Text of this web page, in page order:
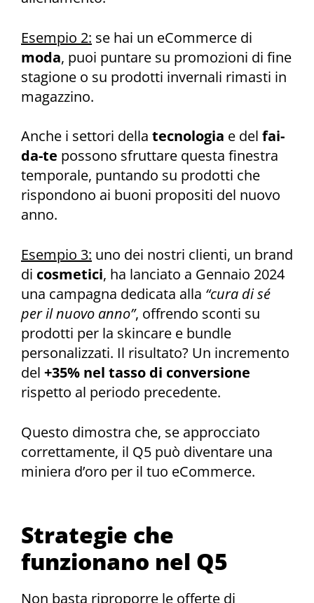
Esempio 2: se hai un eCommerce di
moda, puoi puntare su promozioni di fine
stagione o su prodotti invernali rimasti in
magazzino.
Anche i settori della tecnologia e del fai-
da-te possono sfruttare questa finestra
temporale, puntando su prodotti che
rispondono ai buoni propositi del nuovo
anno.
Esempio 3: uno dei nostri clienti, un brand
di cosmetici, ha lanciato a Gennaio 2024
una campagna dedicata alla “cura di sé
per il nuovo anno”, offrendo sconti su
prodotti per la skincare e bundle
personalizzati. Il risultato? Un incremento
del +35% nel tasso di conversione
rispetto al periodo precedente.
Questo dimostra che, se approcciato
correttamente, il Q5 può diventare una
miniera d’oro per il tuo eCommerce.
Strategie che
funzionano nel Q5
Non basta riproporre le offerte di